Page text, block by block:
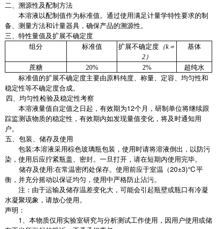
二、溯源性及配制方法
本溶液以配制值作为标准值。通过使用满足计量学特性要求的制
备、测量方法和计量器具，确保产品的溯源性。
三、特性量值及扩展不确定度
组分 标准值 扩展不确定度 （k＝
2）
基体
蔗糖 20% 2% 超纯水
标准值的扩展不确定度主要由原料纯度、称量、定容、均匀性和
稳定性等不确定度合成。
四、均匀性检验及稳定性考察
本溶液量值自定值之日起，有效期为12个月，研制单位将继续跟
踪监测该物质的稳定性，有效期内如发现量值变化，将及时通知用
户。
五、包装、储存及使用
包装:本溶液采用棕色玻璃瓶包装，使用时请将溶液倒出，以防污
染，使用后应拧紧瓶盖、密封。一旦打开，请在短期内使用完毕。
储存及使用:在常温密闭处保存。使用前应于室温（20±3)℃平
衡，并充分摇动以保证均匀，使用中严格防止沾污。
注：由于运输及储存温差变化大，可能会引起瓶壁或瓶口有冷凝
水凝聚现象，请放心使用。
声明：
1、本物质仅用实验室研究与分析测试工作使用，因用户使用或储